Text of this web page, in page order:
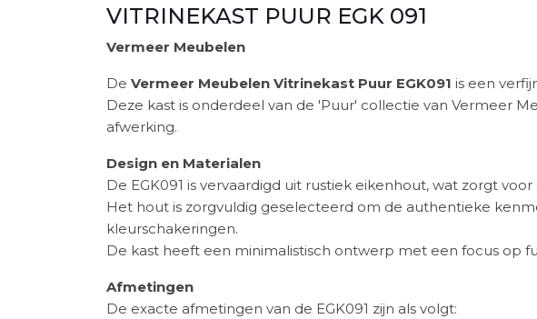
VITRINEKAST PUUR EGK 091
Vermeer Meubelen
De Vermeer Meubelen Vitrinekast Puur EGK091 is een
Deze kast is onderdeel van de 'Puur' collectie van Vermeer
afwerking.
Design en Materialen
De EGK091 is vervaardigd uit rustiek eikenhout, wat zorgt
Het hout is zorgvuldig geselecteerd om de authentieke
kleurschakeringen.
De kast heeft een minimalistisch ontwerp met een focus op
Afmetingen
De exacte afmetingen van de EGK091 zijn als volgt: